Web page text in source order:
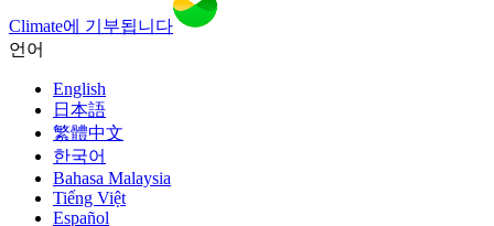
Climate에 기부됩니다
언어
English
日本語
繁體中文
한국어
Bahasa Malaysia
Tiếng Việt
Español